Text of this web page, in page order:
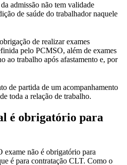
admissão não tem validade
de saúde do trabalhador naquele
de realizar exames
pelo PCMSO, além de exames
ao trabalho após afastamento e, por
de partida de um acompanhamento
toda a relação de trabalho.
é obrigatório para
exame não é obrigatório para
é para contratação CLT. Como o